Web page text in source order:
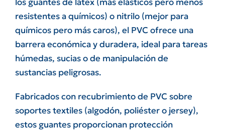
resistentes a químicos) o nitrilo (mejor para
químicos pero más caros), el PVC ofrece una
barrera económica y duradera, ideal para tareas
húmedas, sucias o de manipulación de
sustancias peligrosas.
Fabricados con recubrimiento de PVC sobre
soportes textiles (algodón, poliéster o jersey),
estos guantes proporcionan protección